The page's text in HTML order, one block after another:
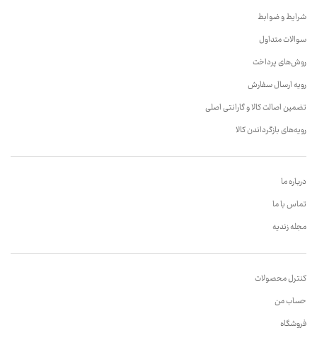
شرایط و ضوابط
سوالات متداول
روش‌های پرداخت
رویه ارسال سفارش
تضمین اصالت کالا و گارانتی اصلی
رویه‌های بازگرداندن کالا
درباره ما
تماس با ما
مجله زندیه
کنترل محصولات
حساب من
فروشگاه